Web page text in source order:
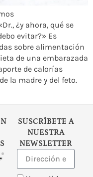
¿y ahora, qué se
evitar?» Es
sobre alimentación
de una embarazada
de calorías
la madre y del feto.
SUSCRÍBETE A
NUESTRA
NEWSLETTER